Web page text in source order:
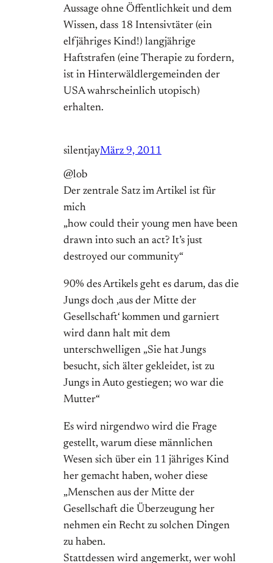
Aussage ohne Öffentlichkeit und dem
Wissen, dass 18 Intensivtäter (ein
elfjähriges Kind!) langjährige
Haftstrafen (eine Therapie zu fordern,
ist in Hinterwäldlergemeinden der
USA wahrscheinlich utopisch)
erhalten.
silentjayMärz 9, 2011
@lob
Der zentrale Satz im Artikel ist für
mich
„how could their young men have been
drawn into such an act? It’s just
destroyed our community“
90% des Artikels geht es darum, das die
Jungs doch ‚aus der Mitte der
Gesellschaft‘ kommen und garniert
wird dann halt mit dem
unterschwelligen „Sie hat Jungs
besucht, sich älter gekleidet, ist zu
Jungs in Auto gestiegen; wo war die
Mutter“
Es wird nirgendwo wird die Frage
gestellt, warum diese männlichen
Wesen sich über ein 11 jähriges Kind
her gemacht haben, woher diese
„Menschen aus der Mitte der
Gesellschaft die Überzeugung her
nehmen ein Recht zu solchen Dingen
zu haben.
Stattdessen wird angemerkt, wer wohl